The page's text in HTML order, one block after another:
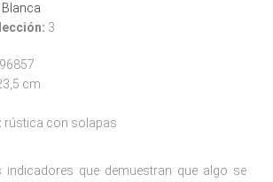
Blanca
3
cm
rústica con solapas
que demuestran que algo se